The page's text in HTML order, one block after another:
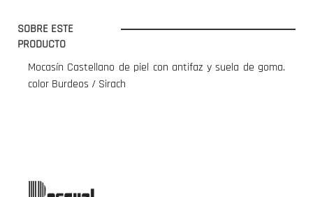
SOBRE ESTE
PRODUCTO
Mocasín Castellano de piel con antifaz y suela de goma.
color Burdeos / Sirach